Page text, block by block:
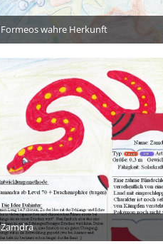
Formeos wahre Herkunft
23. März 2014
Zamdra
12. September 2013